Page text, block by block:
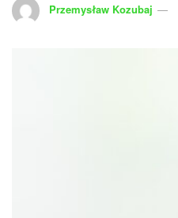
Przemysław Kozubaj